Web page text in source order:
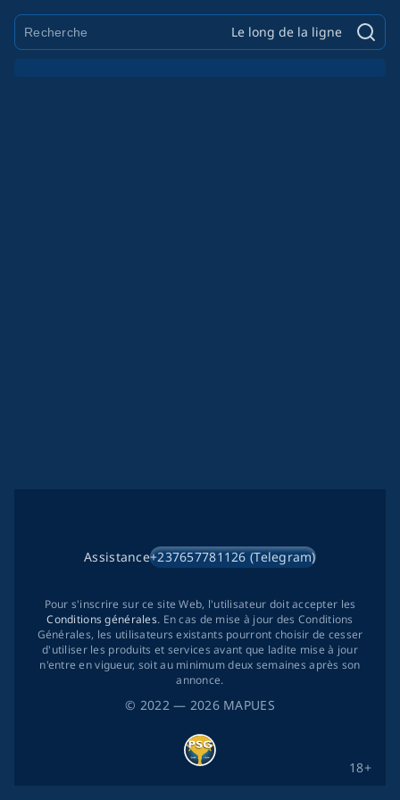
Le long de la ligne
© 2022— 2026 MAPUES
Assistance+237657781126 (Telegram)
18+
Pour s'inscrire sur ce site Web, l'utilisateur doit accepter les
Conditions générales. En cas de mise à jour des Conditions
Générales, les utilisateurs existants pourront choisir de cesser
d'utiliser les produits et services avant que ladite mise à jour
n'entre en vigueur, soit au minimum deux semaines après son
annonce.